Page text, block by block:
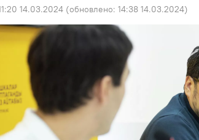
14.03.2024 (обновлено: 14:38 14.03.2024)